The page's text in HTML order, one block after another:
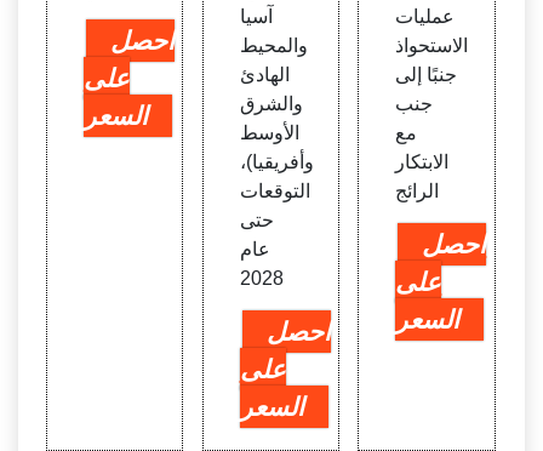
احصل
على
السعر
آسيا
والمحيط
الهادئ
والشرق
الأوسط
وأفريقيا)،
التوقعات
حتى
عام
2028
احصل
على
السعر
عمليات
الاستحواذ
جنبًا إلى
جنب
مع
الابتكار
الرائج
احصل
على
السعر